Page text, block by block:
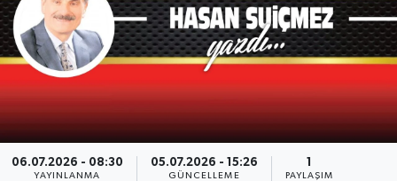
06.07.2026 - 08:30
YAYINLANMA
05.07.2026 - 15:26
GÜNCELLEME
1
PAYLAŞIM